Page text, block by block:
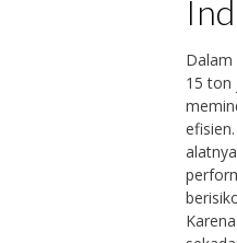
Dalam
15 ton